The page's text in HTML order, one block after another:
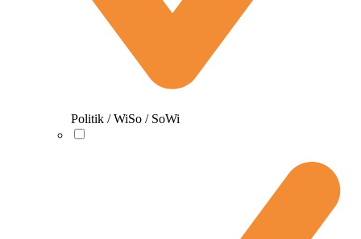
Politik / WiSo / SoWi